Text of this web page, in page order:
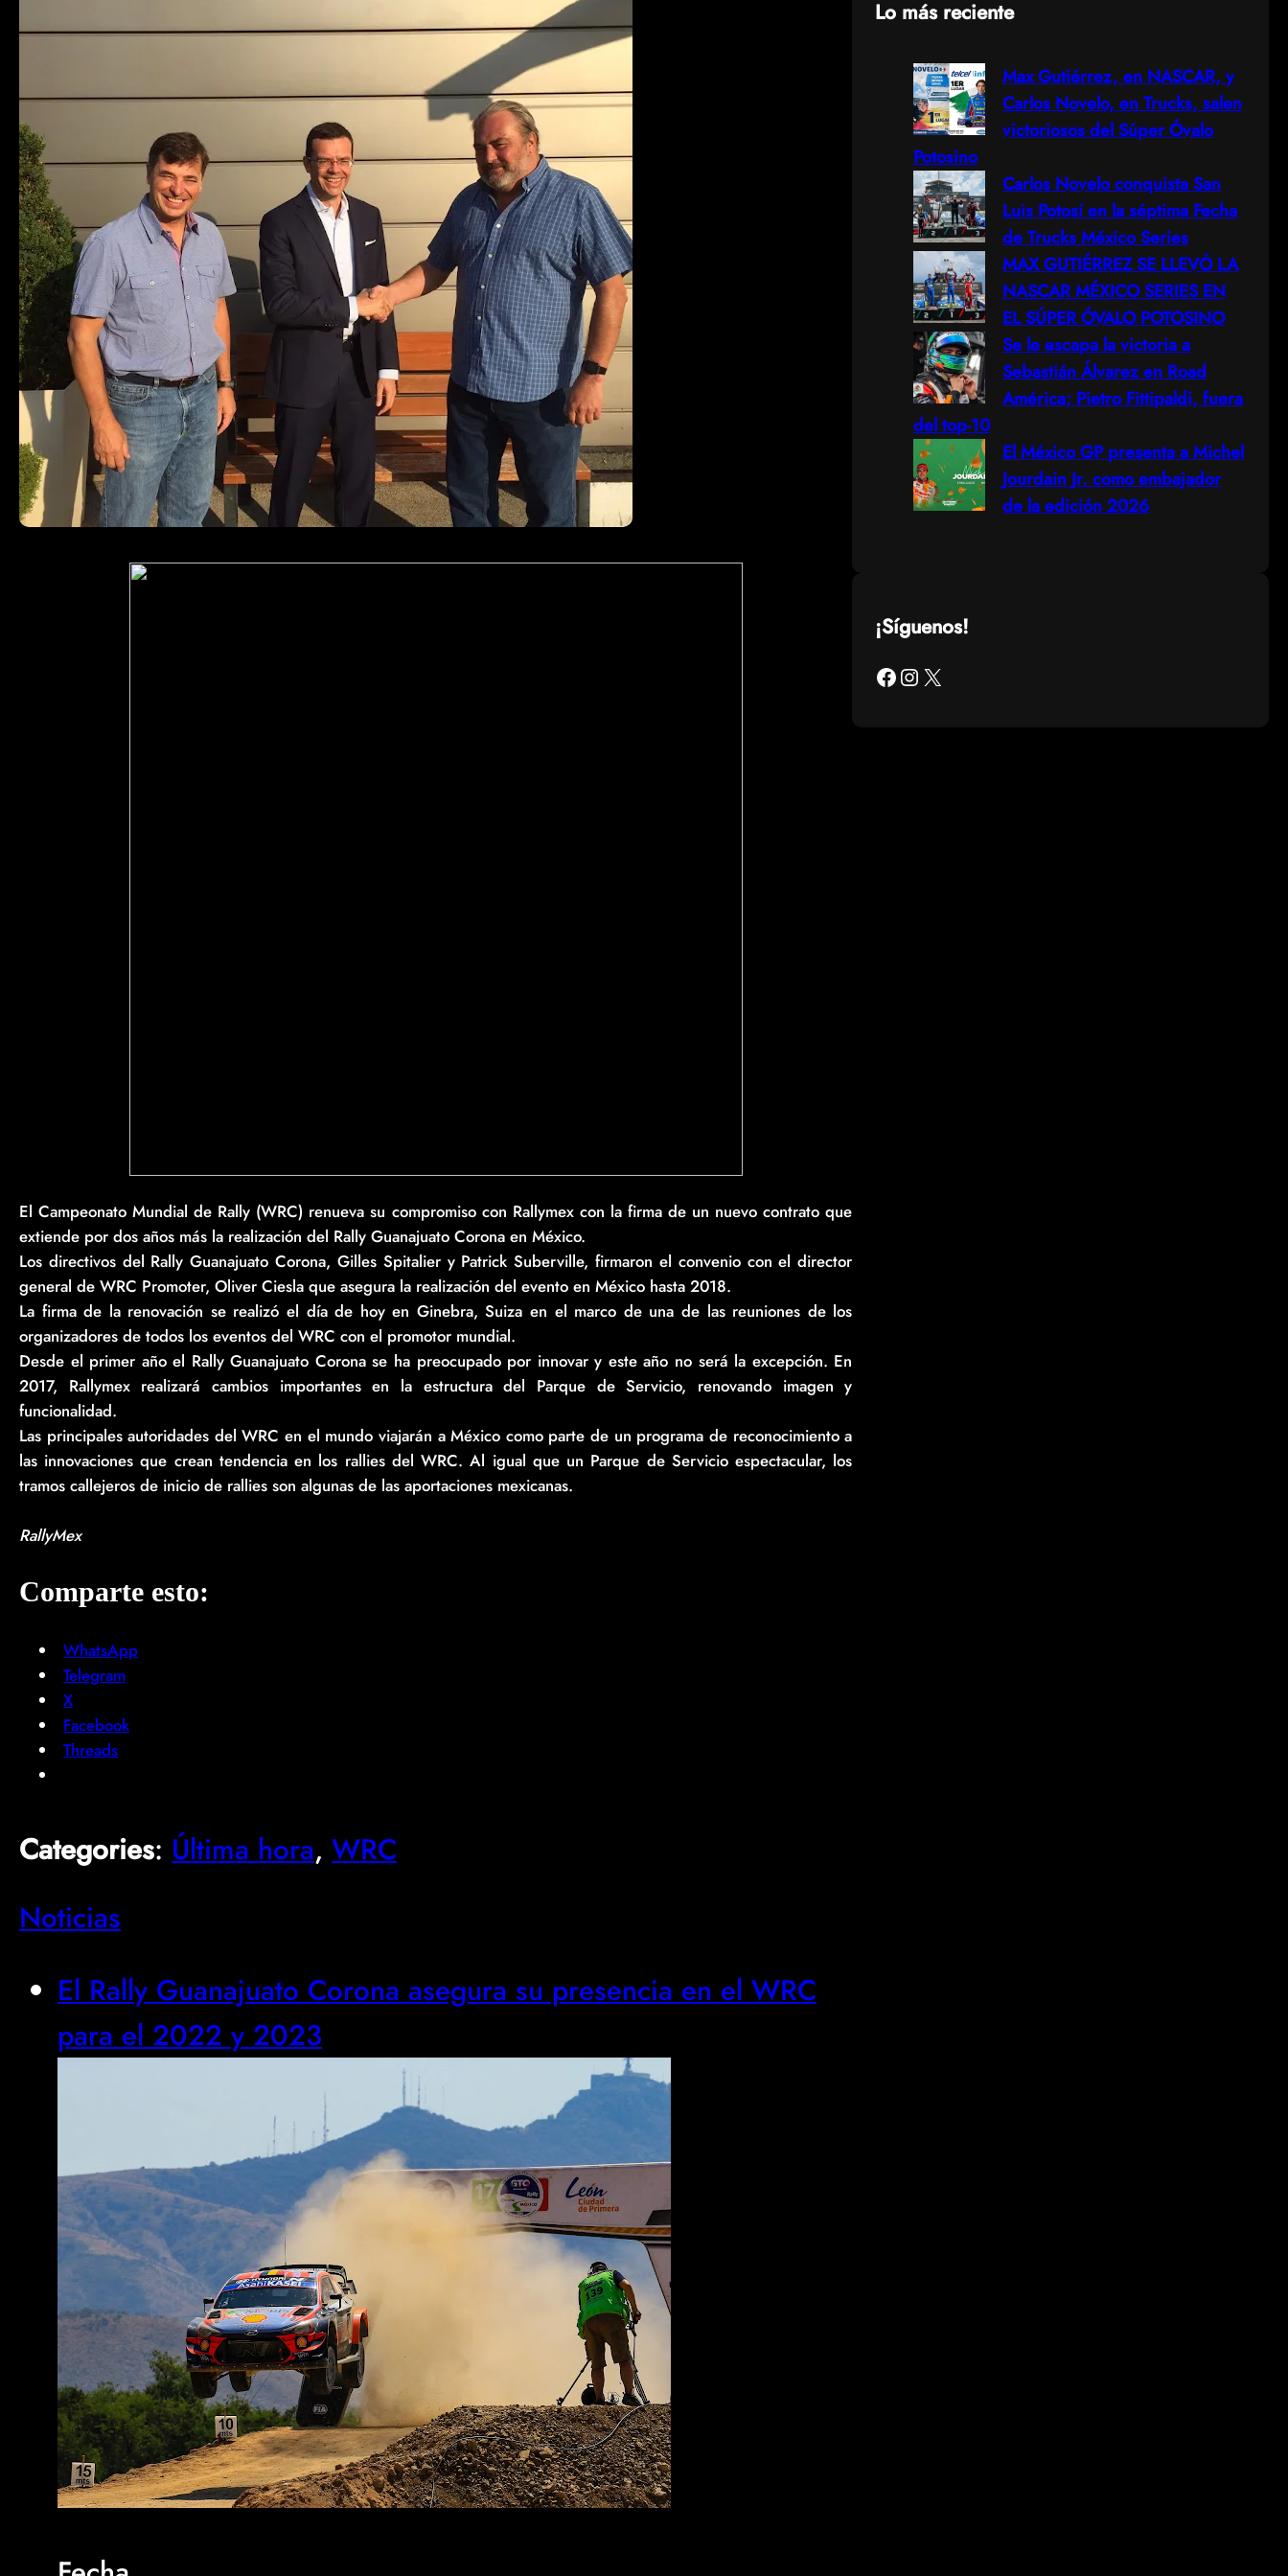
El Campeonato Mundial de Rally (WRC) renueva su compromiso con Rallymex con la firma de un nuevo contrato que
extiende por dos años más la realización del Rally Guanajuato Corona en México.
Los directivos del Rally Guanajuato Corona, Gilles Spitalier y Patrick Suberville, firmaron el convenio con el director
general de WRC Promoter, Oliver Ciesla que asegura la realización del evento en México hasta 2018.
La firma de la renovación se realizó el día de hoy en Ginebra, Suiza en el marco de una de las reuniones de los
organizadores de todos los eventos del WRC con el promotor mundial.
Desde el primer año el Rally Guanajuato Corona se ha preocupado por innovar y este año no será la excepción. En
2017, Rallymex realizará cambios importantes en la estructura del Parque de Servicio, renovando imagen y
funcionalidad.
Las principales autoridades del WRC en el mundo viajarán a México como parte de un programa de reconocimiento a
las innovaciones que crean tendencia en los rallies del WRC. Al igual que un Parque de Servicio espectacular, los
tramos callejeros de inicio de rallies son algunas de las aportaciones mexicanas.
RallyMex
Comparte esto:
WhatsApp
Telegram
X
Facebook
Threads
Categories: Última hora, WRC
Noticias
El Rally Guanajuato Corona asegura su presencia en el WRC
para el 2022 y 2023
Lo más reciente
Max Gutiérrez, en NASCAR, y
Carlos Novelo, en Trucks, salen
victoriosos del Súper Óvalo
Potosino
Carlos Novelo conquista San
Luis Potosí en la séptima Fecha
de Trucks México Series
MAX GUTIÉRREZ SE LLEVÓ LA
NASCAR MÉXICO SERIES EN
EL SÚPER ÓVALO POTOSINO
Se le escapa la victoria a
Sebastián Álvarez en Road
América; Pietro Fittipaldi, fuera
del top-10
El México GP presenta a Michel
Jourdain Jr. como embajador
de la edición 2026
¡Síguenos!
Facebook Instagram X